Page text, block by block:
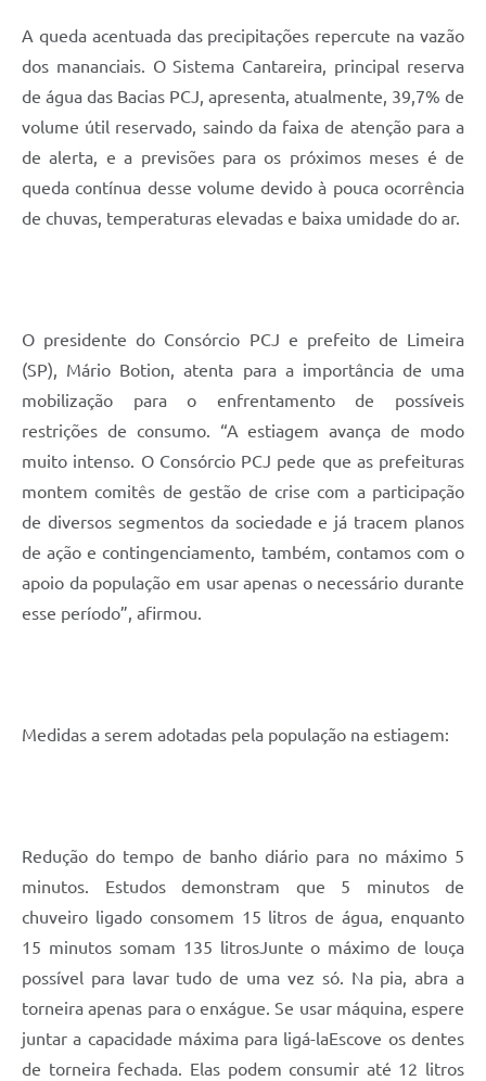
A queda acentuada das precipitações repercute na vazão
dos mananciais. O Sistema Cantareira, principal reserva
de água das Bacias PCJ, apresenta, atualmente, 39,7% de
volume útil reservado, saindo da faixa de atenção para a
de alerta, e a previsões para os próximos meses é de
queda contínua desse volume devido à pouca ocorrência
de chuvas, temperaturas elevadas e baixa umidade do ar.
O presidente do Consórcio PCJ e prefeito de Limeira
(SP), Mário Botion, atenta para a importância de uma
mobilização para o enfrentamento de possíveis
restrições de consumo. “A estiagem avança de modo
muito intenso. O Consórcio PCJ pede que as prefeituras
montem comitês de gestão de crise com a participação
de diversos segmentos da sociedade e já tracem planos
de ação e contingenciamento, também, contamos com o
apoio da população em usar apenas o necessário durante
esse período”, afirmou.
Medidas a serem adotadas pela população na estiagem:
Redução do tempo de banho diário para no máximo 5
minutos. Estudos demonstram que 5 minutos de
chuveiro ligado consomem 15 litros de água, enquanto
15 minutos somam 135 litrosJunte o máximo de louça
possível para lavar tudo de uma vez só. Na pia, abra a
torneira apenas para o enxágue. Se usar máquina, espere
juntar a capacidade máxima para ligá-laEscove os dentes
de torneira fechada. Elas podem consumir até 12 litros